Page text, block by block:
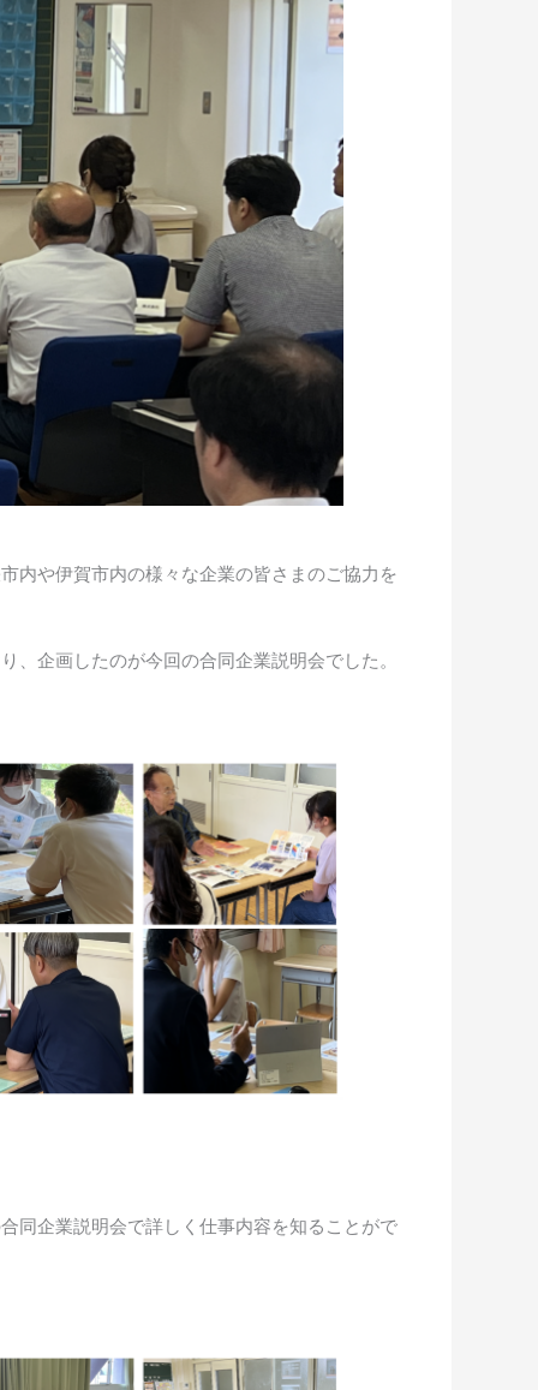
内や伊賀市内の様々な企業の皆さまのご協力を
企画したのが今回の合同企業説明会でした。
同企業説明会で詳しく仕事内容を知ることがで